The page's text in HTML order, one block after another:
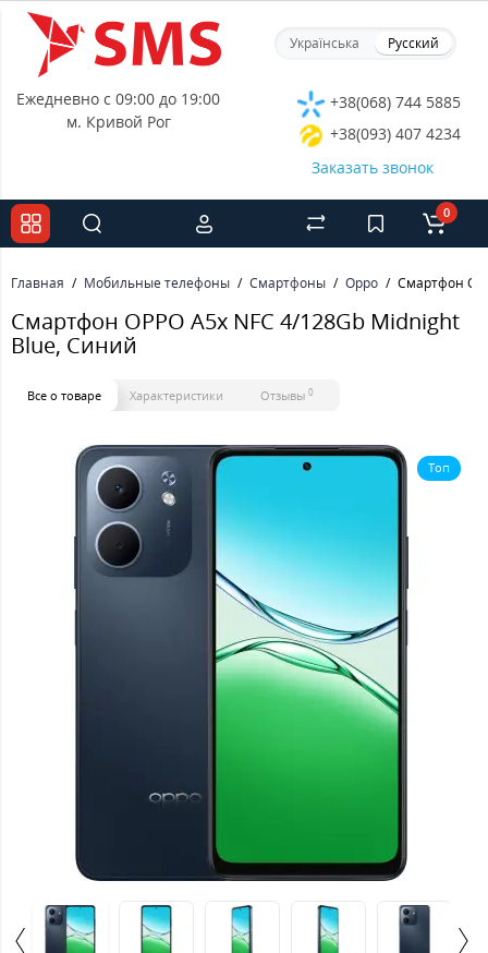
Українська Русский
Ежедневно с 09:00 до 19:00
м. Кривой Рог
+38(068) 744 5885
+38(093) 407 4234
Заказать звонок
0
Главная Мобильные телефоны Смартфоны Oppo Смартфон
Смартфон OPPO A5x NFC 4/128Gb Midnight
Blue, Синий
Все о товаре Характеристики Отзывы 0
Топ